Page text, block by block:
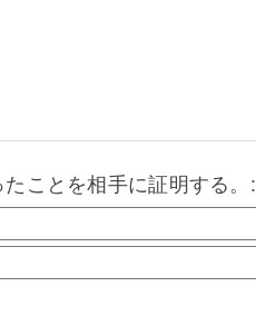
ことを相手に証明する。: